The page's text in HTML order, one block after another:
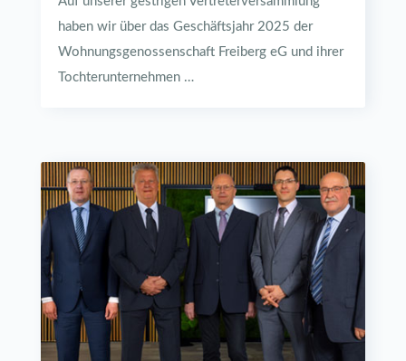
haben wir über das Geschäftsjahr 2025 der
Wohnungsgenossenschaft Freiberg eG und ihrer
Tochterunternehmen …